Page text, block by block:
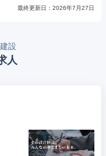
最終更新日： 2026年7月27日
設
人